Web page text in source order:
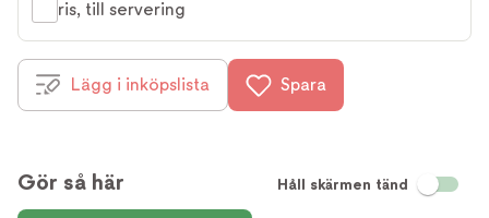
ris, till servering
Lägg i inköpslista Spara
Gör så här Håll skärmen tänd